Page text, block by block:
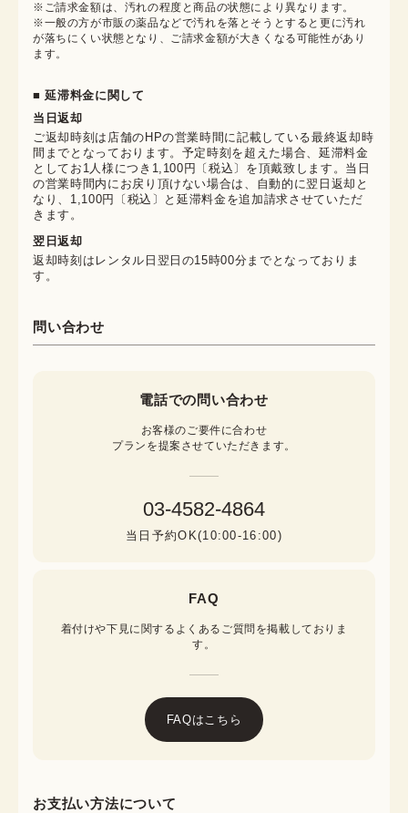
※ご請求金額は、汚れの程度と商品の状態により異なります。
※一般の方が市販の薬品などで汚れを落とそうとすると更に汚れ
が落ちにくい状態となり、ご請求金額が大きくなる可能性があり
ます。
■ 延滞料金に関して
当日返却
ご返却時刻は店舗のHPの営業時間に記載している最終返却時
間までとなっております。予定時刻を超えた場合、延滞料金
としてお1人様につき1,100円〔税込〕を頂戴致します。当日
の営業時間内にお戻り頂けない場合は、自動的に翌日返却と
なり、1,100円〔税込〕と延滞料金を追加請求させていただ
きます。
翌日返却
返却時刻はレンタル日翌日の15時00分までとなっておりま
す。
問い合わせ
電話での問い合わせ
お客様のご要件に合わせ
プランを提案させていただきます。
03-4582-4864
当日予約OK(10:00-16:00)
FAQ
着付けや下見に関するよくあるご質問を掲載しておりま
す。
FAQはこちら
お支払い方法について